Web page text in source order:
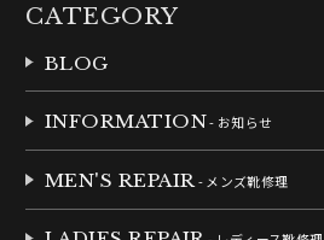
CATEGORY
BLOG
INFORMATION- お知らせ
MEN'S REPAIR- メンズ靴修理